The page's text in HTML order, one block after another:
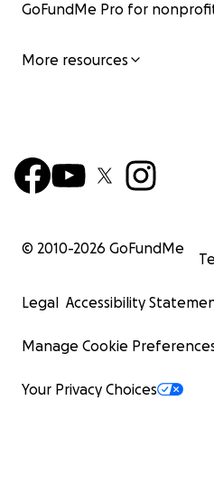
GoFundMe Pro for
More resources
© 2010-2026 GoFundMe
Legal Accessibility
Manage Cookie
Your Privacy Choices